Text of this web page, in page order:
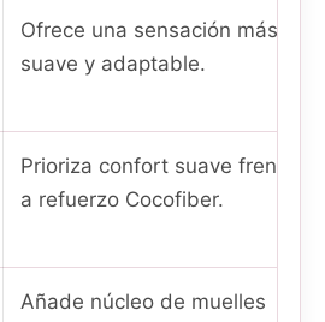
Ofrece una sensación más
suave y adaptable.
Prioriza confort suave frente
a refuerzo Cocofiber.
Añade núcleo de muelles